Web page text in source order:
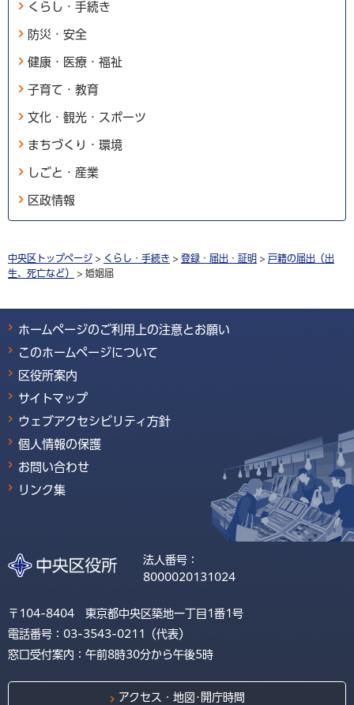
くらし・手続き
防災・安全
健康・医療・福祉
子育て・教育
文化・観光・スポーツ
まちづくり・環境
しごと・産業
区政情報
中央区トップページ > くらし・手続き > 登録・届出・証明 > 戸籍の届出（出
生、死亡など）
> 婚姻届
ホームページのご利用上の注意とお願い
このホームページについて
区役所案内
サイトマップ
ウェブアクセシビリティ方針
個人情報の保護
お問い合わせ
リンク集
法人番号：
8000020131024
〒104-8404 東京都中央区築地一丁目1番1号
電話番号：03-3543-0211（代表）
窓口受付案内：午前8時30分から午後5時
アクセス・地図･開庁時間